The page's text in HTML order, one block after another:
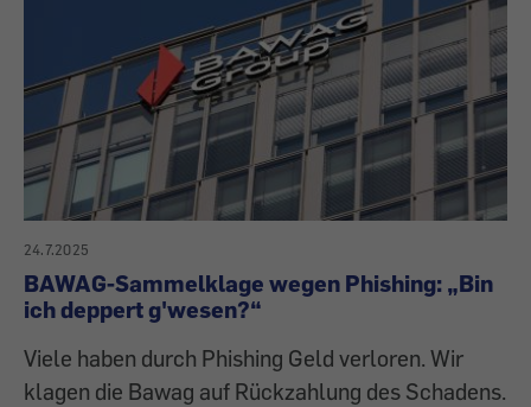
24.7.2025
BAWAG-Sammelklage wegen Phishing: „Bin
ich deppert g'wesen?“
Viele haben durch Phishing Geld verloren. Wir
klagen die Bawag auf Rückzahlung des Schadens.